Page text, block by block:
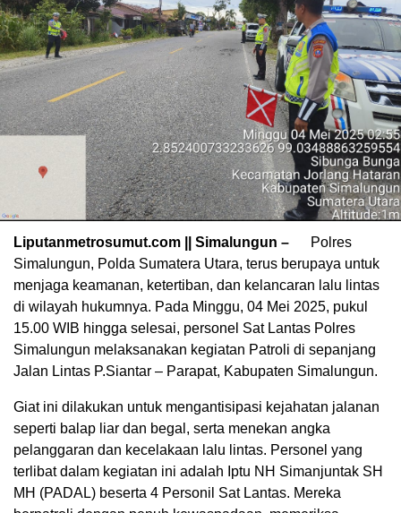
Liputanmetrosumut.com || Simalungun –
Polres
Simalungun, Polda Sumatera Utara, terus berupaya untuk
menjaga keamanan, ketertiban, dan kelancaran lalu lintas
di wilayah hukumnya. Pada Minggu, 04 Mei 2025, pukul
15.00 WIB hingga selesai, personel Sat Lantas Polres
Simalungun melaksanakan kegiatan Patroli di sepanjang
Jalan Lintas P.Siantar – Parapat, Kabupaten Simalungun.
Giat ini dilakukan untuk mengantisipasi kejahatan jalanan
seperti balap liar dan begal, serta menekan angka
pelanggaran dan kecelakaan lalu lintas. Personel yang
terlibat dalam kegiatan ini adalah Iptu NH Simanjuntak SH
MH (PADAL) beserta 4 Personil Sat Lantas. Mereka